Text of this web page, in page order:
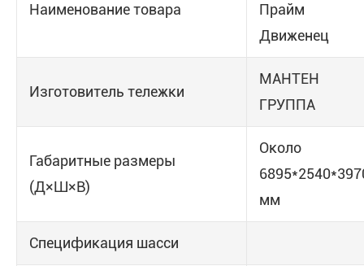
Наименование товара
Прайм
Движенец
Изготовитель тележки
МАНТЕН
ГРУППА
Габаритные размеры
(Д×Ш×В)
Около
мм
Спецификация шасси